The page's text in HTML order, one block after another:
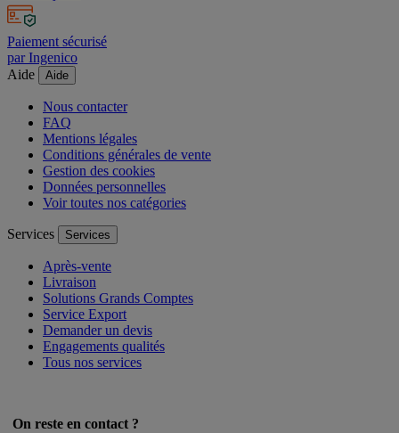
Paiement sécurisé
par Ingenico
Aide
Aide
Nous contacter
FAQ
Mentions légales
Conditions générales de vente
Gestion des cookies
Données personnelles
Voir toutes nos catégories
Services Services
Après-vente
Livraison
Solutions Grands Comptes
Service Export
Demander un devis
Engagements qualités
Tous nos services
On reste en contact ?